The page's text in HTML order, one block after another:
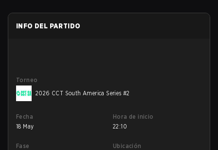
INFO DEL PARTIDO
Torneo
2026 CCT South America Series #2
Fecha
18 May
Hora de inicio
22:10
Fase
Ubicación